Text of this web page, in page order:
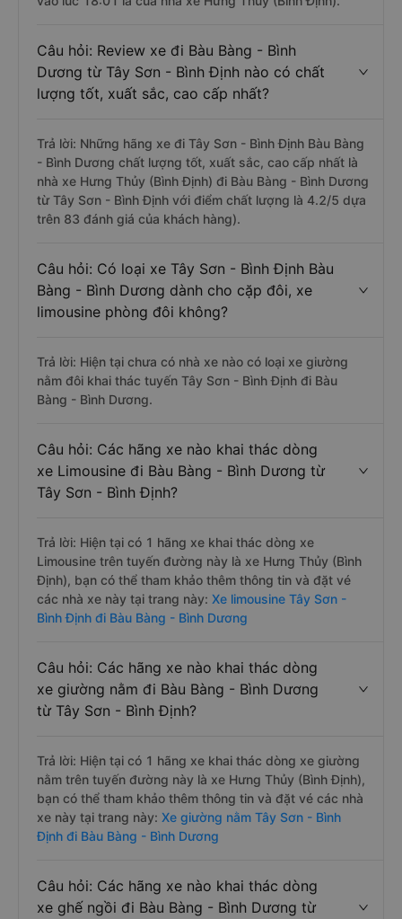
Câu hỏi: Review xe đi Bàu Bàng - Bình
Dương từ Tây Sơn - Bình Định nào có chất
lượng tốt, xuất sắc, cao cấp nhất?
Trả lời: Những hãng xe đi Tây Sơn - Bình Định Bàu Bàng
- Bình Dương chất lượng tốt, xuất sắc, cao cấp nhất là
nhà xe Hưng Thủy (Bình Định) đi Bàu Bàng - Bình Dương
từ Tây Sơn - Bình Định với điểm chất lượng là 4.2/5 dựa
trên 83 đánh giá của khách hàng).
Câu hỏi: Có loại xe Tây Sơn - Bình Định Bàu
Bàng - Bình Dương dành cho cặp đôi, xe
limousine phòng đôi không?
Trả lời: Hiện tại chưa có nhà xe nào có loại xe giường
nằm đôi khai thác tuyến Tây Sơn - Bình Định đi Bàu
Bàng - Bình Dương.
Câu hỏi: Các hãng xe nào khai thác dòng
xe Limousine đi Bàu Bàng - Bình Dương từ
Tây Sơn - Bình Định?
Trả lời: Hiện tại có 1 hãng xe khai thác dòng xe
Limousine trên tuyến đường này là xe Hưng Thủy (Bình
Định), bạn có thể tham khảo thêm thông tin và đặt vé
các nhà xe này tại trang này: Xe limousine Tây Sơn -
Bình Định đi Bàu Bàng - Bình Dương
Câu hỏi: Các hãng xe nào khai thác dòng
xe giường nằm đi Bàu Bàng - Bình Dương
từ Tây Sơn - Bình Định?
Trả lời: Hiện tại có 1 hãng xe khai thác dòng xe giường
nằm trên tuyến đường này là xe Hưng Thủy (Bình Định),
bạn có thể tham khảo thêm thông tin và đặt vé các nhà
xe này tại trang này: Xe giường nằm Tây Sơn - Bình
Định đi Bàu Bàng - Bình Dương
Câu hỏi: Các hãng xe nào khai thác dòng
xe ghế ngồi đi Bàu Bàng - Bình Dương từ